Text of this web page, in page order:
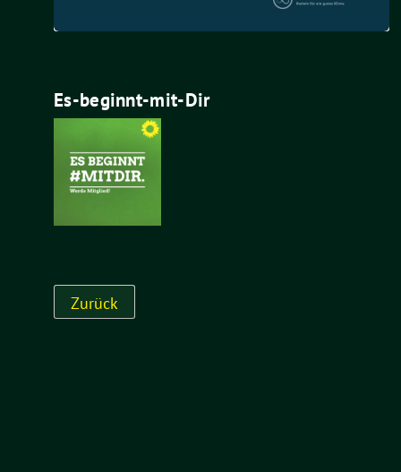
Es-beginnt-mit-Dir